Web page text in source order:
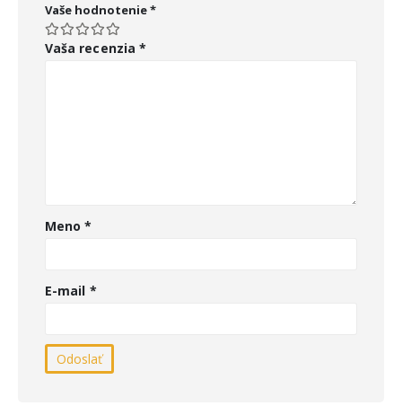
Vaše hodnotenie*
Vaša recenzia *
Meno*
E-mail *